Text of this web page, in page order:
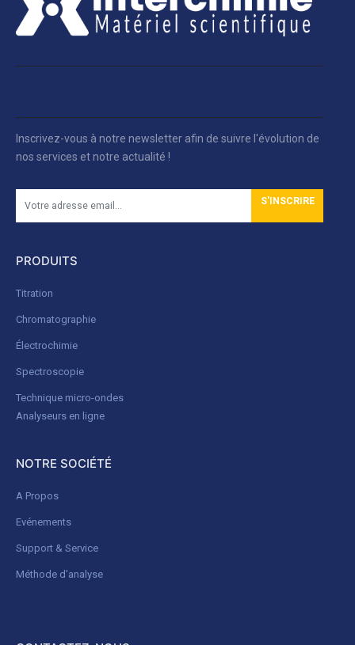
Inscrivez-vous à notre newsletter afin de suivre l'évolution de
nos services et notre actualité !
S'INSCRIRE
PRODUITS
Titration
Chromatographie
Électrochimie
Spectroscopie
Technique micro-ondes
Analyseurs en ligne
NOTRE SOCIÉTÉ
A Propos
Evénements
Support & Service
Méthode d'analyse